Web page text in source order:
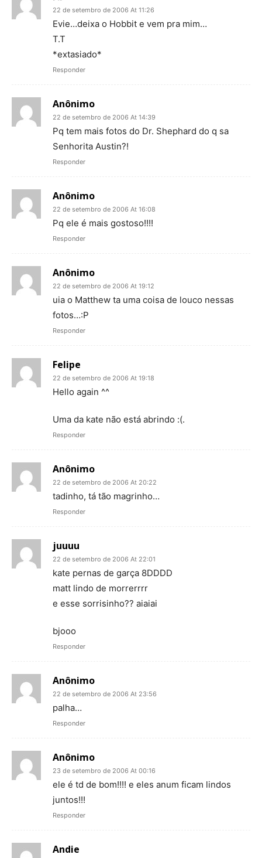
22 de setembro de 2006 At 11:26
Evie…deixa o Hobbit e vem pra mim…
T.T
*extasiado*
Responder
Anônimo
22 de setembro de 2006 At 14:39
Pq tem mais fotos do Dr. Shephard do q sa
Senhorita Austin?!
Responder
Anônimo
22 de setembro de 2006 At 16:08
Pq ele é mais gostoso!!!!
Responder
Anônimo
22 de setembro de 2006 At 19:12
uia o Matthew ta uma coisa de louco nessas
fotos…:P
Responder
Felipe
22 de setembro de 2006 At 19:18
Hello again ^^
Uma da kate não está abrindo :(.
Responder
Anônimo
22 de setembro de 2006 At 20:22
tadinho, tá tão magrinho…
Responder
juuuu
22 de setembro de 2006 At 22:01
kate pernas de garça 8DDDD
matt lindo de morrerrrr
e esse sorrisinho?? aiaiai
bjooo
Responder
Anônimo
22 de setembro de 2006 At 23:56
palha…
Responder
Anônimo
23 de setembro de 2006 At 00:16
ele é td de bom!!!! e eles anum ficam lindos
juntos!!!
Responder
Andie